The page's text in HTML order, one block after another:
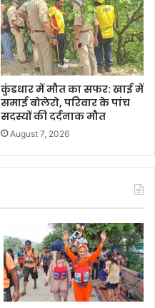
कुंडधार में मौत का सफर: खाई में
समाई बोलेरो, परिवार के पांच
सदस्यों की दर्दनाक मौत
August 7, 2026